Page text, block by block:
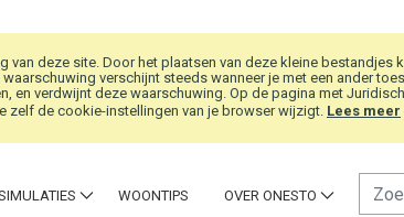
deze site. Door het plaatsen van deze kleine bestandjes
verschijnt steeds wanneer je met een ander
verdwijnt deze waarschuwing. Op de pagina met
zelf de cookie-instellingen van je browser wijzigt. Lees meer
WOONTIPS OVER ONESTO